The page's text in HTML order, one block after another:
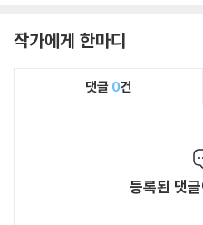
작가에게 한마디
댓글 0건
등록된 댓